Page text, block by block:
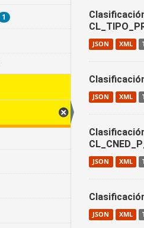
1
JSON XML
JSON XML
JSON XML
JSON XML